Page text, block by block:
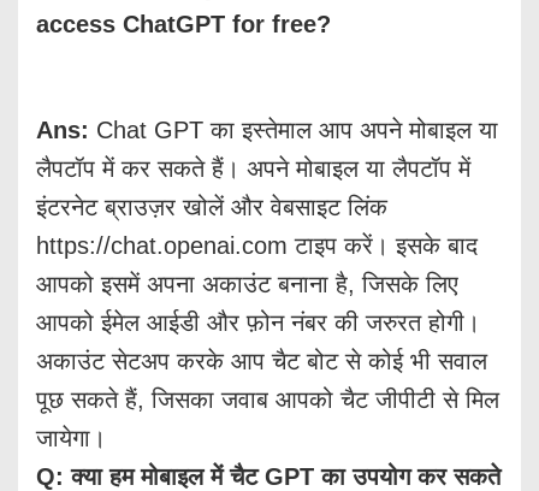
access ChatGPT for free?
Ans: Chat GPT का इस्तेमाल आप अपने मोबाइल या
लैपटॉप में कर सकते हैं। अपने मोबाइल या लैपटॉप में
इंटरनेट ब्राउज़र खोलें और वेबसाइट लिंक
https://chat.openai.com टाइप करें। इसके बाद
आपको इसमें अपना अकाउंट बनाना है, जिसके लिए
आपको ईमेल आईडी और फ़ोन नंबर की जरुरत होगी।
अकाउंट सेटअप करके आप चैट बोट से कोई भी सवाल
पूछ सकते हैं, जिसका जवाब आपको चैट जीपीटी से मिल
जायेगा।
Q: क्या हम मोबाइल में चैट GPT का उपयोग कर सकते